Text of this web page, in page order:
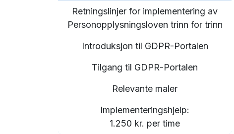
Retningslinjer for implementering av
Personopplysningsloven trinn for trinn
Introduksjon til GDPR-Portalen
Tilgang til GDPR-Portalen
Relevante maler
Implementeringshjelp:
1.250 kr. per time